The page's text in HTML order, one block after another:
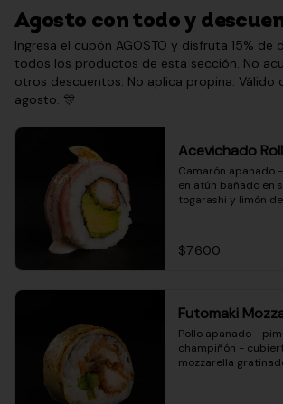
Agosto con todo y
Ingresa el cupón AGOSTO y disfruta 15% de
todos los productos de esta sección. No
otros descuentos. No aplica propina. Válido
agosto. 🎊
Acevichado Roll
Camarón apanado
en atún bañado en
togarashi y limón
$7.600
Futomaki
Pollo apanado -
champiñón -
mozzarella